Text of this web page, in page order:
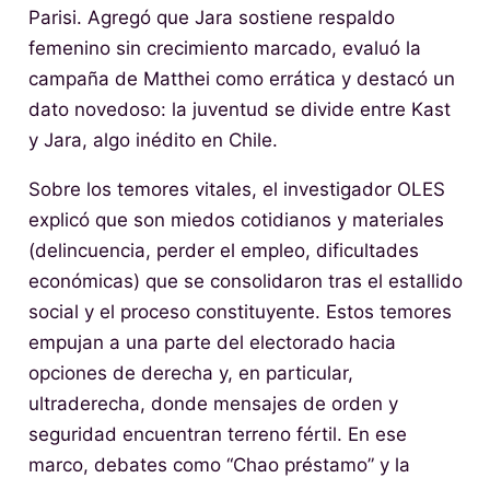
Parisi. Agregó que Jara sostiene respaldo
femenino sin crecimiento marcado, evaluó la
campaña de Matthei como errática y destacó un
dato novedoso: la juventud se divide entre Kast
y Jara, algo inédito en Chile.
Sobre los temores vitales, el investigador OLES
explicó que son miedos cotidianos y materiales
(delincuencia, perder el empleo, dificultades
económicas) que se consolidaron tras el estallido
social y el proceso constituyente. Estos temores
empujan a una parte del electorado hacia
opciones de derecha y, en particular,
ultraderecha, donde mensajes de orden y
seguridad encuentran terreno fértil. En ese
marco, debates como “Chao préstamo” y la